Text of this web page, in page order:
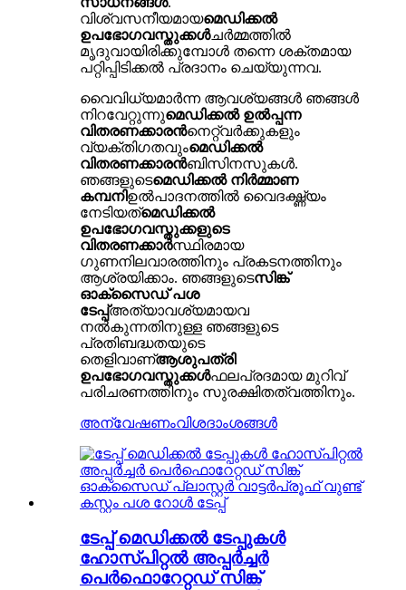
വിശ്വസനീയമായമെഡിക്കൽ
ഉപഭോഗവസ്തുക്കൾചർമ്മത്തിൽ
മൃദുവായിരിക്കുമ്പോൾ തന്നെ ശക്തമായ
പറ്റിപ്പിടിക്കൽ പ്രദാനം ചെയ്യുന്നവ.
വൈവിധ്യമാർന്ന ആവശ്യങ്ങൾ ഞങ്ങൾ
നിറവേറ്റുന്നുമെഡിക്കൽ ഉൽപ്പന്ന
വിതരണക്കാരൻനെറ്റ്‌വർക്കുകളും
വ്യക്തിഗതവുംമെഡിക്കൽ
വിതരണക്കാരൻബിസിനസുകൾ.
ഞങ്ങളുടെമെഡിക്കൽ നിർമ്മാണ
കമ്പനിഉൽ‌പാദനത്തിൽ വൈദഗ്ദ്ധ്യം
നേടിയത്മെഡിക്കൽ
ഉപഭോഗവസ്തുക്കളുടെ
വിതരണക്കാർസ്ഥിരമായ
ഗുണനിലവാരത്തിനും പ്രകടനത്തിനും
ആശ്രയിക്കാം. ഞങ്ങളുടെസിങ്ക്
ഓക്സൈഡ് പശ
ടേപ്പ്അത്യാവശ്യമായവ
നൽകുന്നതിനുള്ള ഞങ്ങളുടെ
പ്രതിബദ്ധതയുടെ
തെളിവാണ്ആശുപത്രി
ഉപഭോഗവസ്തുക്കൾഫലപ്രദമായ മുറിവ്
പരിചരണത്തിനും സുരക്ഷിതത്വത്തിനും.
അന്വേഷണംവിശദാംശങ്ങൾ
ടേപ്പ് മെഡിക്കൽ ടേപ്പുകൾ
ഹോസ്പിറ്റൽ അപ്പർച്ചർ
പെർഫൊറേറ്റഡ് സിങ്ക്